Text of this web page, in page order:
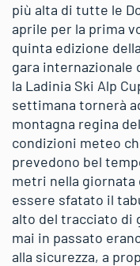
più alta di tutte le
aprile per la prima
quinta edizione
gara internazionale
la Ladinia Ski Alp
settimana tornerà
montagna regina
condizioni meteo
prevedono bel
metri nella giornata
essere sfatato il
alto del tracciato di
mai in passato
alla sicurezza, a